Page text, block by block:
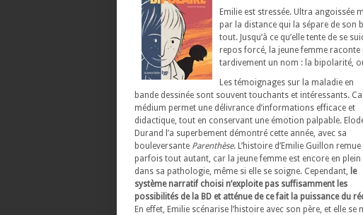
Emilie est stressée. Ultra angoissée
par la distance qui la sépare de son
tout. Jusqu’à ce qu’elle tente de se
repos forcé, la jeune femme
tardivement un nom : la bipolarité,
Les témoignages sur la maladie en
bande dessinée sont souvent touchants et intéressants.
médium permet une délivrance d’informations efficace et
didactique, tout en conservant une émotion palpable.
Durand l’a superbement démontré cette année, avec sa
bouleversante Parenthèse. L’histoire d’Emilie Guillon remue
parfois tout autant, car la jeune femme est encore en plein
dans sa pathologie, même si elle se soigne. Cependant, le
système narratif choisi n’exploite pas suffisamment les
possibilités de la BD et atténue de ce fait la puissance du
En effet, Emilie scénarise l’histoire avec son père, et elle se